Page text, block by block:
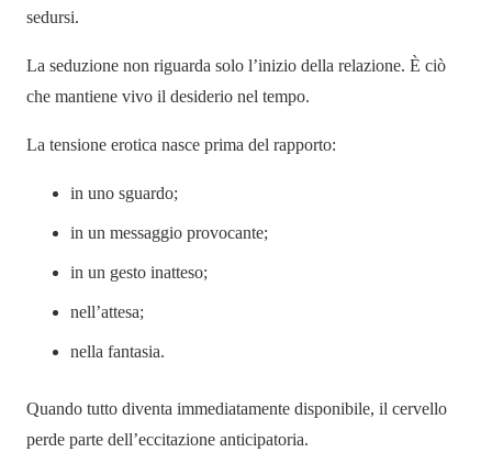
sedursi.
La seduzione non riguarda solo l’inizio della relazione. È ciò
che mantiene vivo il desiderio nel tempo.
La tensione erotica nasce prima del rapporto:
in uno sguardo;
in un messaggio provocante;
in un gesto inatteso;
nell’attesa;
nella fantasia.
Quando tutto diventa immediatamente disponibile, il cervello
perde parte dell’eccitazione anticipatoria.